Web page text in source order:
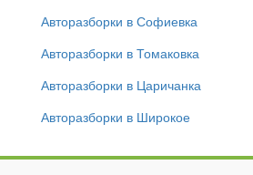
Авторазборки в Софиевка
Авторазборки в Томаковка
Авторазборки в Царичанка
Авторазборки в Широкое